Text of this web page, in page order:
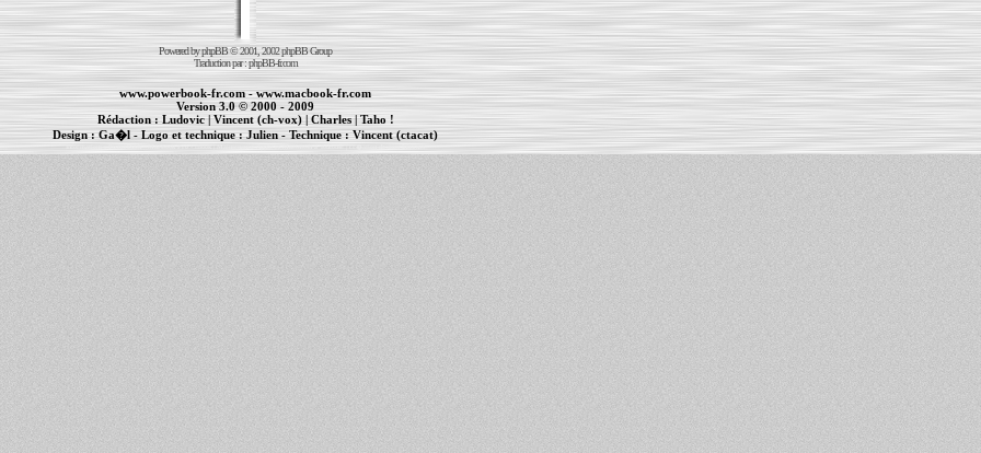
Powered byphpBB© 2001, 2002 phpBB Group
Traduction par :phpBB-fr.com
www.powerbook-fr.com-www.macbook-fr.com
Version 3.0 © 2000 - 2009
Rédaction :Ludovic|Vincent (ch-vox)| Charles|Taho !
Design :Ga�l - Logo et technique :Julien - Technique :Vincent (ctacat)
- |